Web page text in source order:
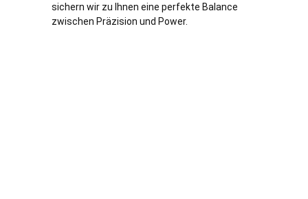
sichern wir zu Ihnen eine perfekte Balance
zwischen Präzision und Power.